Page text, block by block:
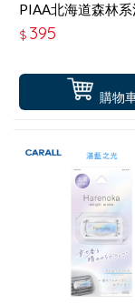
購物
PIAA北海道森林
油 草本香 KK-TD3
$ 395